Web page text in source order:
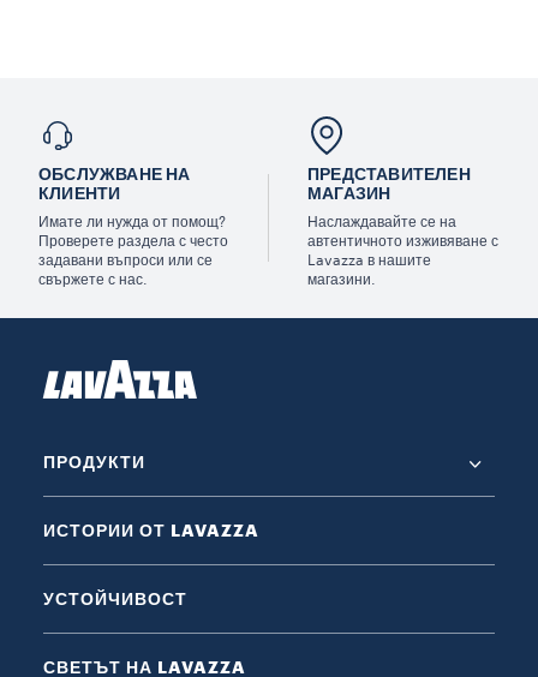
ОБСЛУЖВАНЕ НА
КЛИЕНТИ
Имате ли нужда от помощ?
Проверете раздела с често
задавани въпроси или се
свържете с нас.
ПРЕДСТАВИТЕЛЕН
МАГАЗИН
Наслаждавайте се на
автентичното изживяване с
Lavazza в нашите
магазини.
ПРОДУКТИ
ИСТОРИИ ОТ LAVAZZA
УСТОЙЧИВОСТ
СВЕТЪТ НА LAVAZZA